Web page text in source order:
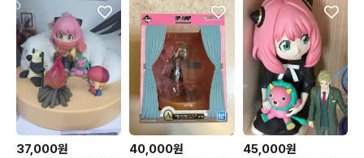
37,000원 40,000원 45,000원